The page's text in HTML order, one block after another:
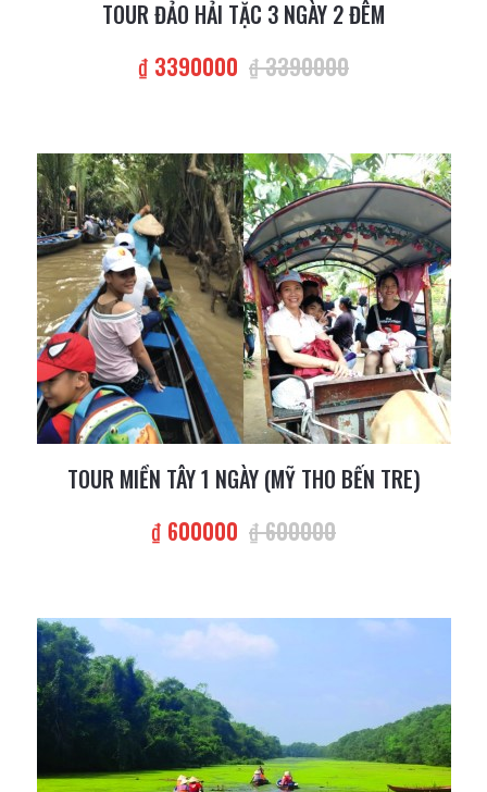
TOUR ĐẢO HẢI TẶC 3 NGÀY 2 ĐÊM
₫ 3390000 ₫ 3390000
TOUR MIỀN TÂY 1 NGÀY (MỸ THO BẾN TRE)
₫ 600000 ₫ 600000